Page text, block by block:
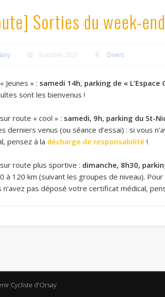
Sorties du week-
8 octobre 2021 Divers
Jeunes » : samedi 14h, parking de « L’Espace
sont les bienvenus !
route « cool » : samedi, 9h, parking du St-
derniers venus (ou séance d’essai) : si vous
pensez à la décharge de responsabilité !
route plus sportive : dimanche, 8h30,
à 120 km (suivant les groupes de niveau).
n’avez pas déposé votre certificat médical,
Cycliste d'Orsay